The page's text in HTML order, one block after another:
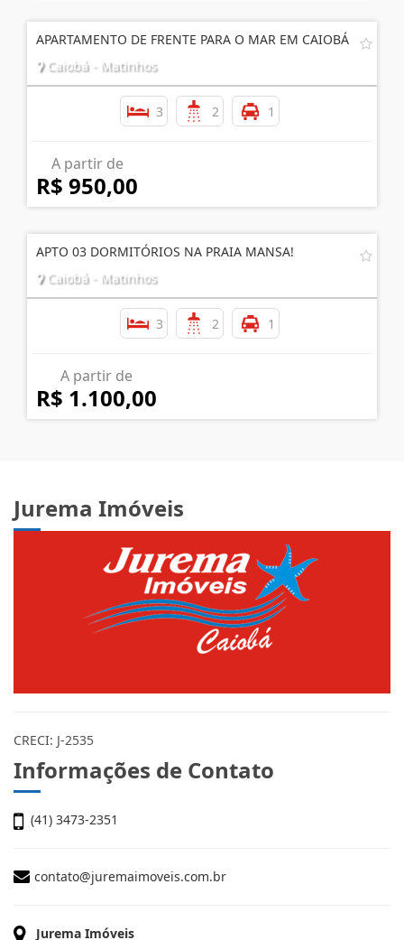
APARTAMENTO DE FRENTE PARA O MAR EM CAIOBÁ
Caiobá - Matinhos
3 2 1
A partir de
R$ 950,00
APTO 03 DORMITÓRIOS NA PRAIA MANSA!
Caiobá - Matinhos
3 2 1
A partir de
R$ 1.100,00
Jurema Imóveis
CRECI: J-2535
Informações de Contato
(41) 3473-2351
contato@juremaimoveis.com.br
Jurema Imóveis